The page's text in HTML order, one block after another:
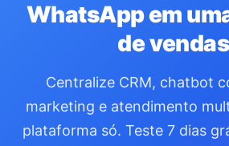
WhatsApp em
de
Centralize CRM, chatbot
marketing e atendimento
plataforma só. Teste 7 dias